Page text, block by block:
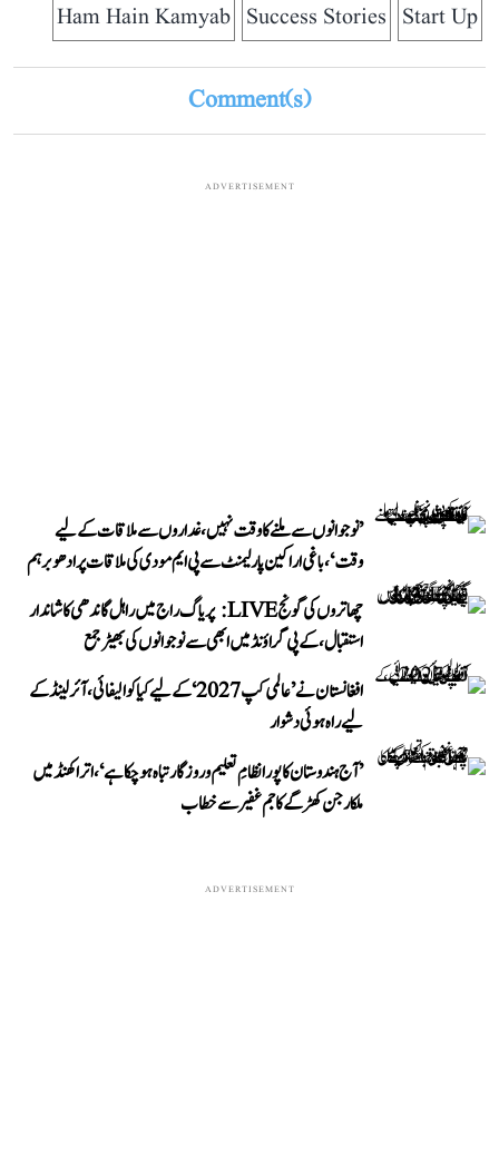
Start Up
Success Stories
Ham Hain Kamyab
Comment(s)
ADVERTISEMENT
’نوجوانوں سے ملنے کا وقت نہیں، غداروں سے ملاقات کے لیے
وقت‘، باغی اراکین پارلیمنٹ سے پی ایم مودی کی ملاقات پر ادھو برہم
چھاتروں کی گونج LIVE: پریاگ راج میں راہل گاندھی کا شاندار
استقبال، کے پی گراؤنڈ میں ابھی سے نوجوانوں کی بھیڑ جمع
افغانستان نے ’عالمی کپ 2027‘ کے لیے کیا کوالیفائی، آئرلینڈ کے
لیے راہ ہوئی دشوار
’آج ہندوستان کا پورا نظامِ تعلیم و روزگار تباہ ہو چکا ہے‘، اتراکھنڈ میں
ملکارجن کھڑگے کا جم غفیر سے خطاب
ADVERTISEMENT